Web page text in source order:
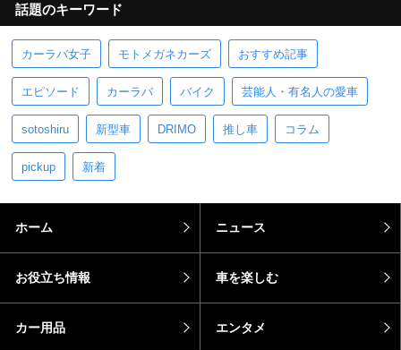
話題のキーワード
カーラバ女子 モトメガネカーズ おすすめ記事
エピソード カーラバ バイク 芸能人・有名人の愛車
sotoshiru 新型車 DRIMO 推し車 コラム
pickup 新着
ホーム ニュース
お役立ち情報 車を楽しむ
カー用品 エンタメ